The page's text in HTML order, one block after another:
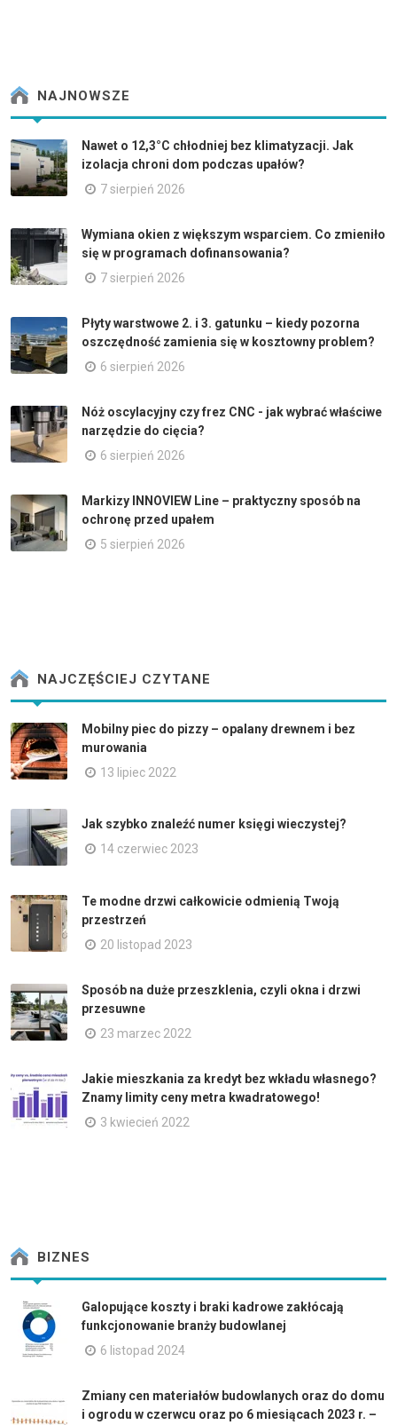
NAJNOWSZE
Nawet o 12,3°C chłodniej bez klimatyzacji. Jak
izolacja chroni dom podczas upałów?
7 sierpień 2026
Wymiana okien z większym wsparciem. Co zmieniło
się w programach dofinansowania?
7 sierpień 2026
Płyty warstwowe 2. i 3. gatunku – kiedy pozorna
oszczędność zamienia się w kosztowny problem?
6 sierpień 2026
Nóż oscylacyjny czy frez CNC - jak wybrać właściwe
narzędzie do cięcia?
6 sierpień 2026
Markizy INNOVIEW Line – praktyczny sposób na
ochronę przed upałem
5 sierpień 2026
NAJCZĘŚCIEJ CZYTANE
Mobilny piec do pizzy – opalany drewnem i bez
murowania
13 lipiec 2022
Jak szybko znaleźć numer księgi wieczystej?
14 czerwiec 2023
Te modne drzwi całkowicie odmienią Twoją
przestrzeń
20 listopad 2023
Sposób na duże przeszklenia, czyli okna i drzwi
przesuwne
23 marzec 2022
Jakie mieszkania za kredyt bez wkładu własnego?
Znamy limity ceny metra kwadratowego!
3 kwiecień 2022
BIZNES
Galopujące koszty i braki kadrowe zakłócają
funkcjonowanie branży budowlanej
6 listopad 2024
Zmiany cen materiałów budowlanych oraz do domu
i ogrodu w czerwcu oraz po 6 miesiącach 2023 r. –